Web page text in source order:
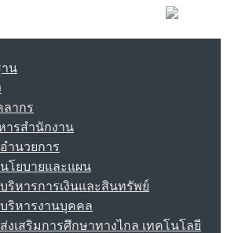
น
ลากร
ารสำนักงาน
ำนวยการ
โยบายและแผน
ริหารการเงินและสินทรัพย์
ริหารงานบุคคล
งเสริมการศึกษาทางไกล เทคโนโลยี